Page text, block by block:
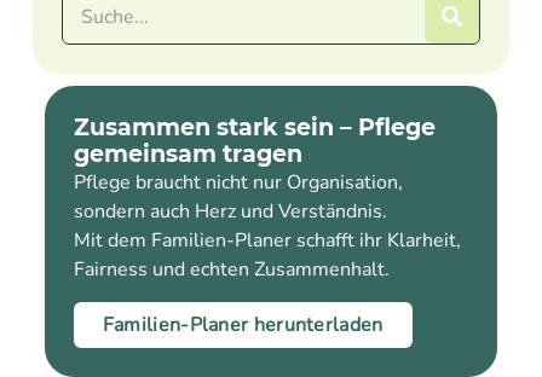
Zusammen stark sein – Pflege
gemeinsam tragen
Pflege braucht nicht nur Organisation,
sondern auch Herz und Verständnis.
Mit dem Familien-Planer schafft ihr Klarheit,
Fairness und echten Zusammenhalt.
Familien-Planer herunterladen